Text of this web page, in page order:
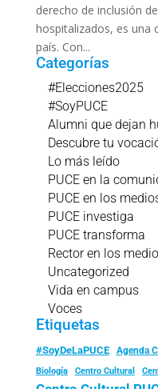
derecho de inclusión
hospitalizados, es una
país. Con...
Categorías
#Elecciones2025
#SoyPUCE
Alumni que dejan
Descubre tu
Lo más leído
PUCE en la
PUCE en los
PUCE investiga
PUCE transforma
Rector en los
Uncategorized
Vida en campus
Voces
Etiquetas
#SoyDeLaPUCE Agenda
Biología
Centro Cultural